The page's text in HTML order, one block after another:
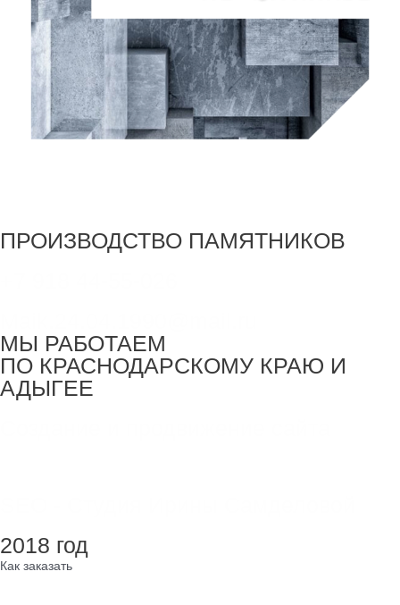
ПРОИЗВОДСТВО ПАМЯТНИКОВ
МЫ РАБОТАЕМ
ПО КРАСНОДАРСКОМУ КРАЮ И
АДЫГЕЕ
2018 год
Как заказать